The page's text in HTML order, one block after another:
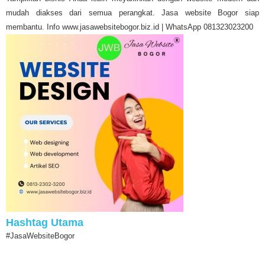
mudah diakses dari semua perangkat. Jasa website Bogor siap
membantu. Info www.jasawebsitebogor.biz.id | WhatsApp 081323023200
Hashtag Utama
#JasaWebsiteBogor